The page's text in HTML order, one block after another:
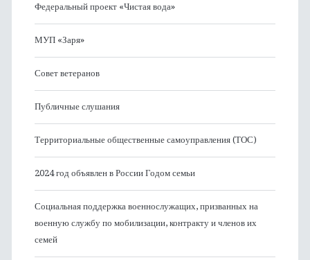
Федеральный проект «Чистая вода»
МУП «Заря»
Совет ветеранов
Публичные слушания
Территориальные общественные самоуправления (ТОС)
2024 год объявлен в России Годом семьи
Социальная поддержка военнослужащих, призванных на
военную службу по мобилизации, контракту и членов их
семей